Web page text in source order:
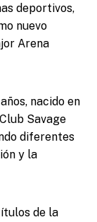
deportivos,
nuevo
Arena
nacido en
Savage
diferentes
y la
de la